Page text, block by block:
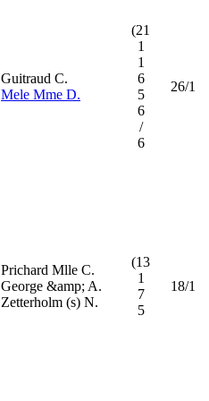
Guitraud C.
Mele Mme D.
(21
1
1
6
5
6
/
6
26/1
Prichard Mlle C.
George &amp; A.
Zetterholm (s) N.
(13
1
7
5
18/1